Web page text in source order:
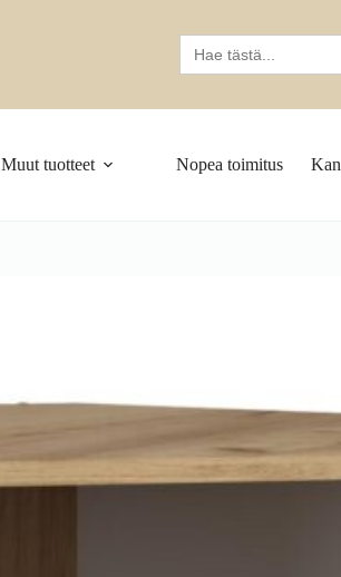
Search
for:
Muut tuotteet Nopea toimitus